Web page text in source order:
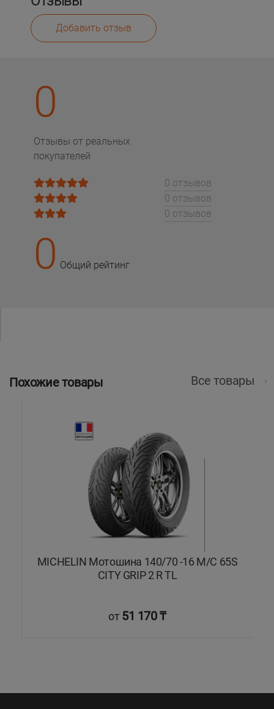
Добавить отзыв
0
Отзывы от реальных
покупателей
0 отзывов
0 отзывов
0 отзывов
0 Общий рейтинг
Похожие товары Все товары
MICHELIN Мотошина 140/70 -16 M/C 65S
CITY GRIP 2 R TL
от51 170 ₸